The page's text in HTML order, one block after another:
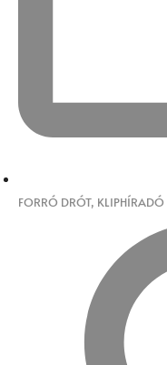
FORRÓ DRÓT, KLIPHÍRADÓ